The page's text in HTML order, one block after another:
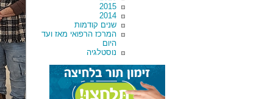
2015
2014
שנים קודמות
המרכז הרפואי מאז ועד
היום
נוסטלגיה